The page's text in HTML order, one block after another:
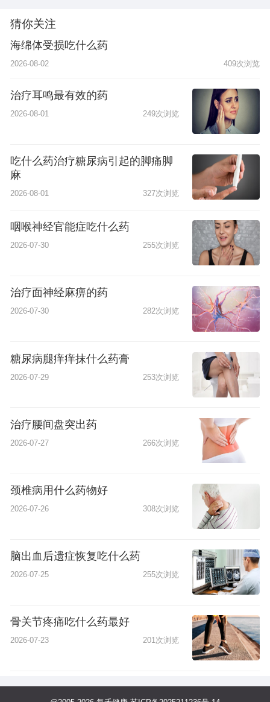
猜你关注
海绵体受损吃什么药
2026-08-02 409次浏览
治疗耳鸣最有效的药
2026-08-01 249次浏览
吃什么药治疗糖尿病引起的脚痛脚
麻
2026-08-01 327次浏览
咽喉神经官能症吃什么药
2026-07-30 255次浏览
治疗面神经麻痹的药
2026-07-30 282次浏览
糖尿病腿痒痒抹什么药膏
2026-07-29 253次浏览
治疗腰间盘突出药
2026-07-27 266次浏览
颈椎病用什么药物好
2026-07-26 308次浏览
脑出血后遗症恢复吃什么药
2026-07-25 255次浏览
骨关节疼痛吃什么药最好
2026-07-23 201次浏览